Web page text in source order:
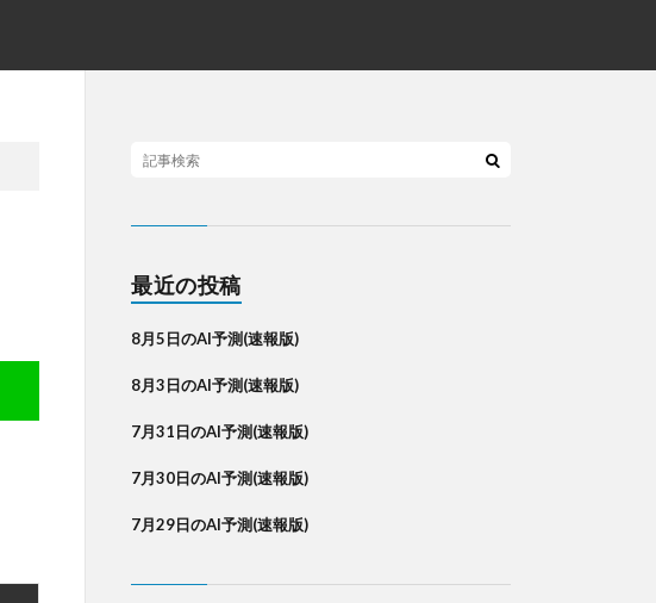
最近の投稿
8月5日のAI予測(速報版)
8月3日のAI予測(速報版)
7月31日のAI予測(速報版)
7月30日のAI予測(速報版)
7月29日のAI予測(速報版)